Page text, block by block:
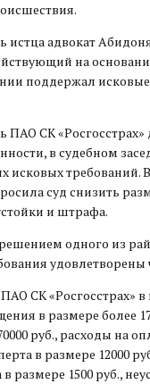
истца адвокат
на
поддержал
ПАО СК
в судебном
исковых требований.
суд снизить
и штрафа.
одного из
удовлетворены
СК «Росгосстрах»
в размере более
руб., расходы на
в размере 12000
размере 1500 руб.,